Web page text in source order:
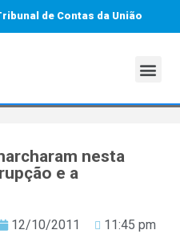
de Contas da União
nesta
e a
12/10/2011 11:45 pm